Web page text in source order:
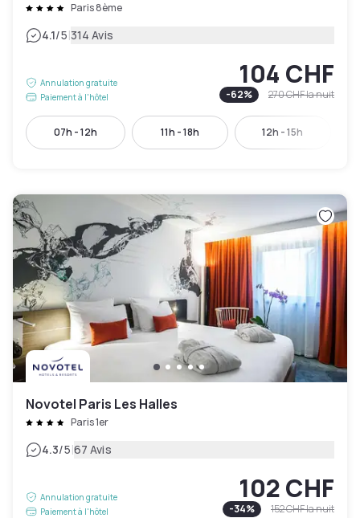
Paris 8ème
4.1/5|314 Avis
Annulation gratuite
Paiement à l'hôtel
104 CHF
-62% 270 CHFla nuit
07h - 12h 11h - 18h 12h - 15h
Novotel Paris Les Halles
Paris 1er
4.3/5|67 Avis
Annulation gratuite
Paiement à l'hôtel
102 CHF
-34% 152 CHFla nuit